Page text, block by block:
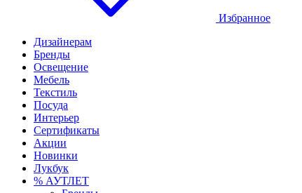
Избранное
Дизайнерам
Бренды
Освещение
Мебель
Текстиль
Посуда
Интерьер
Сертификаты
Акции
Новинки
Лукбук
% АУТЛЕТ